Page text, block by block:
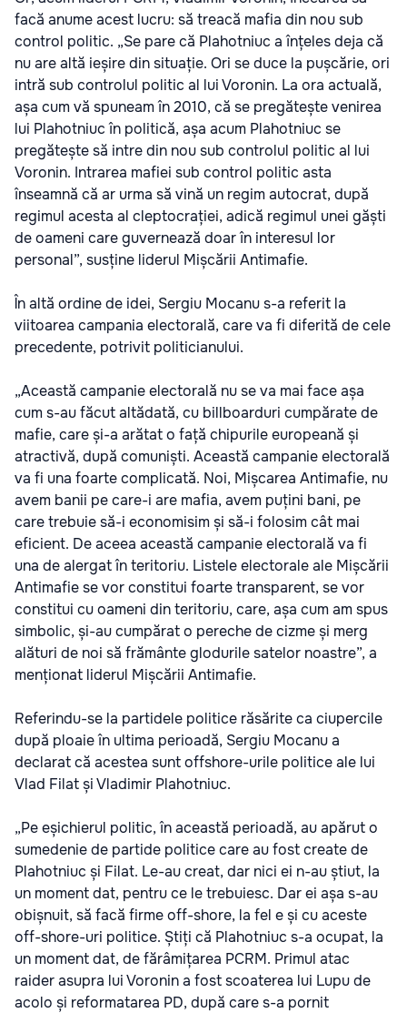
facă anume acest lucru: să treacă mafia din nou sub
control politic. „Se pare că Plahotniuc a înțeles deja că
nu are altă ieșire din situație. Ori se duce la pușcărie, ori
intră sub controlul politic al lui Voronin. La ora actuală,
așa cum vă spuneam în 2010, că se pregătește venirea
lui Plahotniuc în politică, așa acum Plahotniuc se
pregătește să intre din nou sub controlul politic al lui
Voronin. Intrarea mafiei sub control politic asta
înseamnă că ar urma să vină un regim autocrat, după
regimul acesta al cleptocrației, adică regimul unei găști
de oameni care guvernează doar în interesul lor
personal”, susține liderul Mișcării Antimafie.
În altă ordine de idei, Sergiu Mocanu s-a referit la
viitoarea campania electorală, care va fi diferită de cele
precedente, potrivit politicianului.
„Această campanie electorală nu se va mai face așa
cum s-au făcut altădată, cu billboarduri cumpărate de
mafie, care și-a arătat o față chipurile europeană și
atractivă, după comuniști. Această campanie electorală
va fi una foarte complicată. Noi, Mișcarea Antimafie, nu
avem banii pe care-i are mafia, avem puțini bani, pe
care trebuie să-i economisim și să-i folosim cât mai
eficient. De aceea această campanie electorală va fi
una de alergat în teritoriu. Listele electorale ale Mișcării
Antimafie se vor constitui foarte transparent, se vor
constitui cu oameni din teritoriu, care, așa cum am spus
simbolic, și-au cumpărat o pereche de cizme și merg
alături de noi să frământe glodurile satelor noastre”, a
menționat liderul Mișcării Antimafie.
Referindu-se la partidele politice răsărite ca ciupercile
după ploaie în ultima perioadă, Sergiu Mocanu a
declarat că acestea sunt offshore-urile politice ale lui
Vlad Filat și Vladimir Plahotniuc.
„Pe eșichierul politic, în această perioadă, au apărut o
sumedenie de partide politice care au fost create de
Plahotniuc și Filat. Le-au creat, dar nici ei n-au știut, la
un moment dat, pentru ce le trebuiesc. Dar ei așa s-au
obișnuit, să facă firme off-shore, la fel e și cu aceste
off-shore-uri politice. Știți că Plahotniuc s-a ocupat, la
un moment dat, de fărâmițarea PCRM. Primul atac
raider asupra lui Voronin a fost scoaterea lui Lupu de
acolo și reformatarea PD, după care s-a pornit